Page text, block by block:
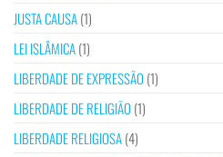
JUSTA CAUSA(1)
LEI ISLÂMICA(1)
LIBERDADE DE EXPRESSÃO (1)
LIBERDADE DE RELIGIÃO (1)
LIBERDADE RELIGIOSA(4)